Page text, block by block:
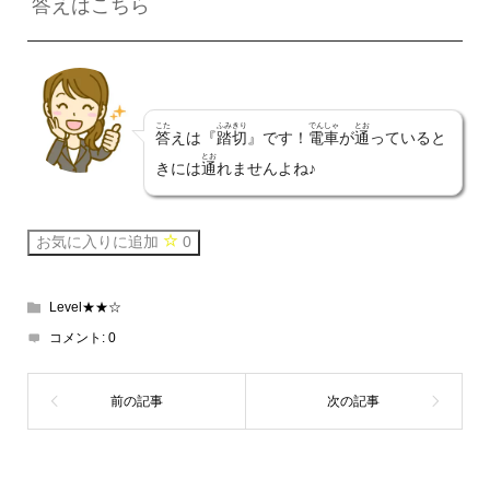
答 えはこちら
答
こた
えは『踏切
ふみきり
』です！ 電車
でんしゃ
が通
とお
っていると
きには通
とお
れませんよね♪
お気に入りに追加 0
Level★★☆
コメント: 0